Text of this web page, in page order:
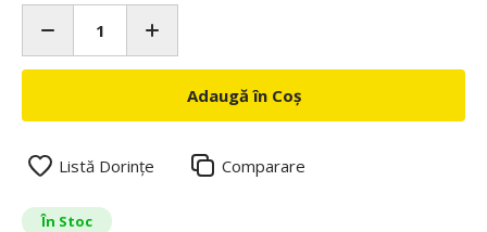
Adaugă în Coș
Listă Dorințe Comparare
În Stoc